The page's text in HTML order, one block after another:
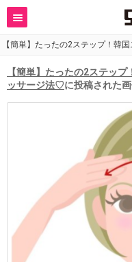
【簡単】たったの2ステップ！韓
【簡単】たったの2ステッ
ッサージ法♡に投稿された